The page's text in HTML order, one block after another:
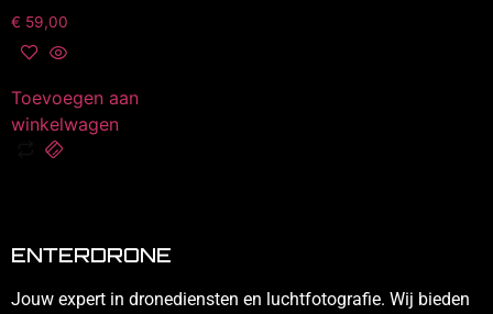
€ 59,00
Toevoegen aan
winkelwagen
ENTERDRONE
Jouw expert in dronediensten en luchtfotografie. Wij bieden